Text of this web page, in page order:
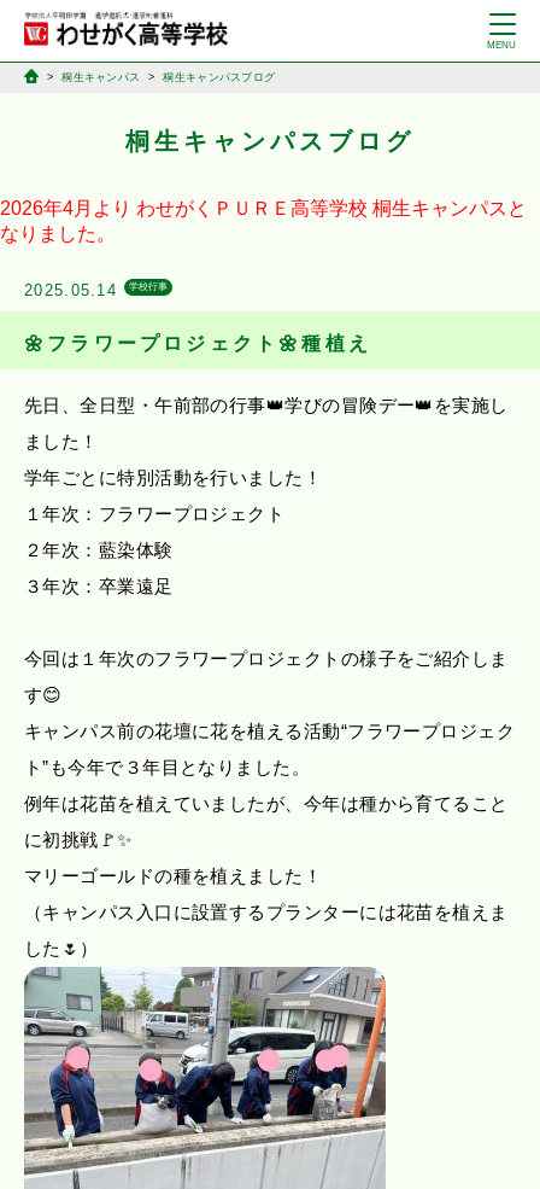
桐生キャンパス 桐生キャンパスブログ
桐生キャンパスブログ
2026年4月より わせがくＰＵＲＥ高等学校 桐生キャンパスと
なりました。
2025.05.14 学校行事
🌼フラワープロジェクト🌼種植え
先日、全日型・午前部の行事👑学びの冒険デー👑を実施し
ました！
学年ごとに特別活動を行いました！
１年次：フラワープロジェクト
２年次：藍染体験
３年次：卒業遠足
今回は１年次のフラワープロジェクトの様子をご紹介しま
す😊
キャンパス前の花壇に花を植える活動“フラワープロジェク
ト”も今年で３年目となりました。
例年は花苗を植えていましたが、今年は種から育てること
に初挑戦🚩✨
マリーゴールドの種を植えました！
（キャンパス入口に設置するプランターには花苗を植えま
した🌷）